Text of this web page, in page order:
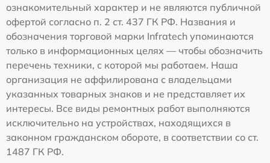
ознакомительный характер и не являются публичной
офертой согласно п. 2 ст. 437 ГК РФ. Названия и
обозначения торговой марки Infratech упоминаются
только в информационных целях — чтобы обозначить
перечень техники, с которой мы работаем. Наша
организация не аффилирована с владельцами
указанных товарных знаков и не представляет их
интересы. Все виды ремонтных работ выполняются
исключительно на устройствах, находящихся в
законном гражданском обороте, в соответствии со ст.
1487 ГК РФ.